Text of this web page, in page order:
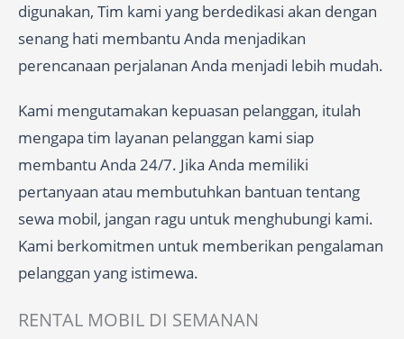
digunakan, Tim kami yang berdedikasi akan dengan
senang hati membantu Anda menjadikan
perencanaan perjalanan Anda menjadi lebih mudah.
Kami mengutamakan kepuasan pelanggan, itulah
mengapa tim layanan pelanggan kami siap
membantu Anda 24/7. Jika Anda memiliki
pertanyaan atau membutuhkan bantuan tentang
sewa mobil, jangan ragu untuk menghubungi kami.
Kami berkomitmen untuk memberikan pengalaman
pelanggan yang istimewa.
RENTAL MOBIL DI SEMANAN